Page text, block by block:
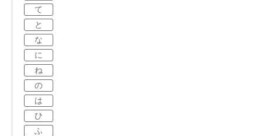
て
と
な
に
ね
の
は
ひ
ふ